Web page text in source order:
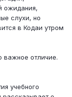
ожидания,
слухи, но
в Кодаи утром
отличие.
учебного